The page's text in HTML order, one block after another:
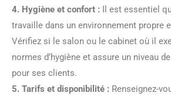
4. Hygiène et confort : Il est essentiel
travaille dans un environnement propre
Vérifiez si le salon ou le cabinet où il
normes d’hygiène et assure un niveau
pour ses clients.
5. Tarifs et disponibilité : Renseignez-